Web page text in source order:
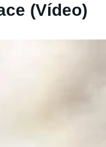
(Vídeo)